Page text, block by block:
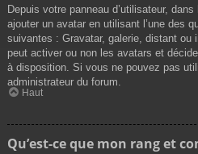
Depuis votre panneau d’utilisateur,
ajouter un avatar en utilisant l’une des
suivantes : Gravatar, galerie, distant ou
peut activer ou non les avatars et
à disposition. Si vous ne pouvez pas
administrateur du forum.
Haut
Qu’est-ce que mon rang et